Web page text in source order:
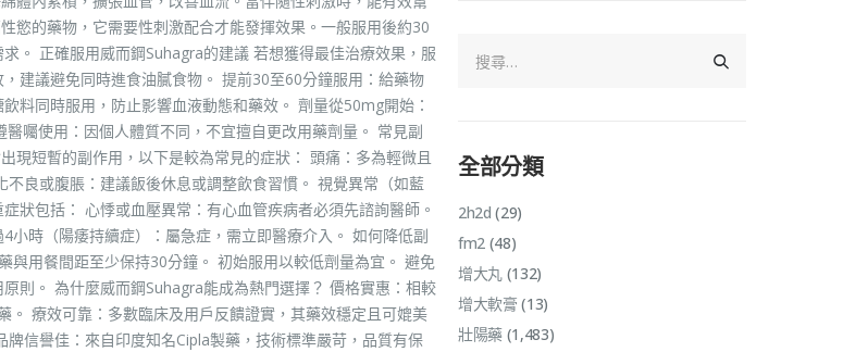
慾的藥物，它需要性刺激配合才能發揮效果。一般服用後約30
。 正確服用威而鋼Suhagra的建議 若想獲得最佳治療效果，服
建議避免同時進食油膩食物。 提前30至60分鐘服用：給藥物
料同時服用，防止影響血液動態和藥效。 劑量從50mg開始：
囑使用：因個人體質不同，不宜擅自更改用藥劑量。 常見副
現短暫的副作用，以下是較為常見的症狀： 頭痛：多為輕微且
良或腹脹：建議飯後休息或調整飲食習慣。 視覺異常（如藍
狀包括： 心悸或血壓異常：有心血管疾病者必須先諮詢醫師。
時（陽痿持續症）：屬急症，需立即醫療介入。 如何降低副
用餐間距至少保持30分鐘。 初始服用以較低劑量為宜。 避免
則。 為什麼威而鋼Suhagra能成為熱門選擇？ 價格實惠：相較
療效可靠：多數臨床及用戶反饋證實，其藥效穩定且可媲美
信譽佳：來自印度知名Cipla製藥，技術標準嚴苛，品質有保
全部分類
2h2d (29)
fm2(48)
增大丸(132)
增大軟膏 (13)
壯陽藥(1,483)